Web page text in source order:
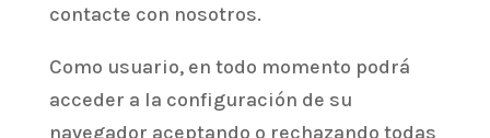
contacte con nosotros.
Como usuario, en todo momento podrá
acceder a la configuración de su
navegador aceptando o rechazando todas